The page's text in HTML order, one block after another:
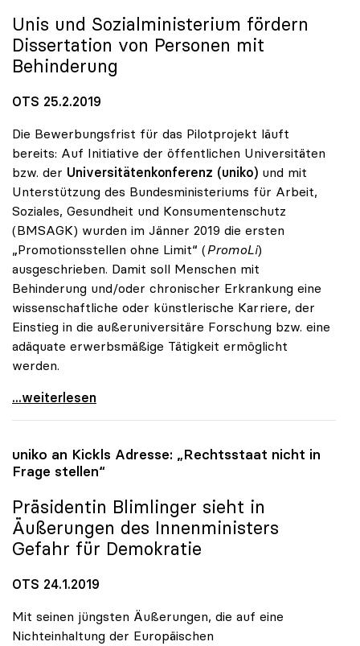
Unis und Sozialministerium fördern
Dissertation von Personen mit
Behinderung
OTS 25.2.2019
Die Bewerbungsfrist für das Pilotprojekt läuft
bereits: Auf Initiative der öffentlichen Universitäten
bzw. der Universitätenkonferenz (uniko) und mit
Unterstützung des Bundesministeriums für Arbeit,
Soziales, Gesundheit und Konsumentenschutz
(BMSAGK) wurden im Jänner 2019 die ersten
„Promotionsstellen ohne Limit“ (PromoLi)
ausgeschrieben. Damit soll Menschen mit
Behinderung und/oder chronischer Erkrankung eine
wissenschaftliche oder künstlerische Karriere, der
Einstieg in die außeruniversitäre Forschung bzw. eine
adäquate erwerbsmäßige Tätigkeit ermöglicht
werden.
Promotionsstellen ohne Limit: Pilotprojekt zu
...weiterlesen
uniko an Kickls Adresse: „Rechtsstaat nicht in
Frage stellen“
Präsidentin Blimlinger sieht in
Äußerungen des Innenministers
Gefahr für Demokratie
OTS 24.1.2019
Mit seinen jüngsten Äußerungen, die auf eine
Nichteinhaltung der Europäischen